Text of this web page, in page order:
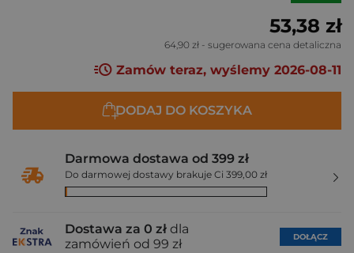
53,38 zł
64,90 zł - sugerowana cena detaliczna
Zamów teraz, wyślemy 2026-08-11
DODAJ DO KOSZYKA
Darmowa dostawa od 399 zł
Do darmowej dostawy brakuje Ci 399,00 zł
Dostawa za 0 zł dla
zamówień od 99 zł
DOŁĄCZ